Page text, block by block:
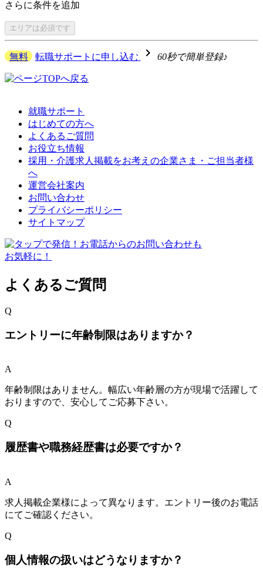
さらに条件を追加
エリアは必須です
無料 転職サポートに申し込む navigate_next 60秒で簡単登録♪
就職サポート
はじめての方へ
よくあるご質問
お役立ち情報
採用・介護求人掲載をお考えの企業さま・ご担当者様
へ
運営会社案内
お問い合わせ
プライバシーポリシー
サイトマップ
よくあるご質問
Q
エントリーに年齢制限はありますか？
A
年齢制限はありません。幅広い年齢層の方が現場で活躍して
おりますので、安心してご応募下さい。
Q
履歴書や職務経歴書は必要ですか？
A
求人掲載企業様によって異なります。エントリー後のお電話
にてご確認ください。
Q
個人情報の扱いはどうなりますか？